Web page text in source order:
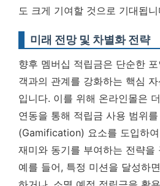
도 크게 기여할 것으로 기대됩니
미래 전망 및 차별화 전략
향후 멤버십 적립금은 단순한
객과의 관계를 강화하는 핵심
입니다. 이를 위해 온라인몰은
연동을 통해 적립금 사용 범위
(Gamification) 요소를 도입하
재미와 동기를 부여하는 전략을
예를 들어, 특정 미션을 달성하